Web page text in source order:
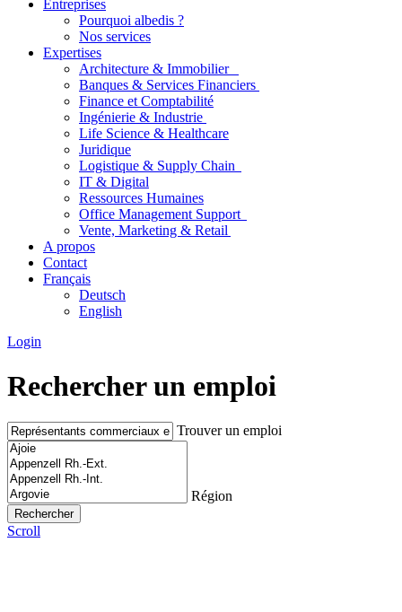
Entreprises
Pourquoi albedis ?
Nos services
Expertises
Architecture & Immobilier
Banques & Services Financiers
Finance et Comptabilité
Ingénierie & Industrie
Life Science & Healthcare
Juridique
Logistique & Supply Chain
IT & Digital
Ressources Humaines
Office Management Support
Vente, Marketing & Retail
A propos
Contact
Français
Deutsch
English
Login
Rechercher un emploi
Trouver un emploi
Région
Scroll